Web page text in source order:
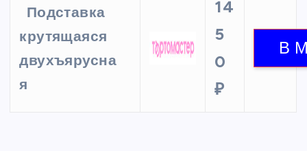
Подставка
крутящаяся
двухъярусна
я
14
5
0
₽